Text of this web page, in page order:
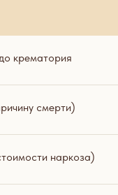
крематория
смерти)
наркоза)